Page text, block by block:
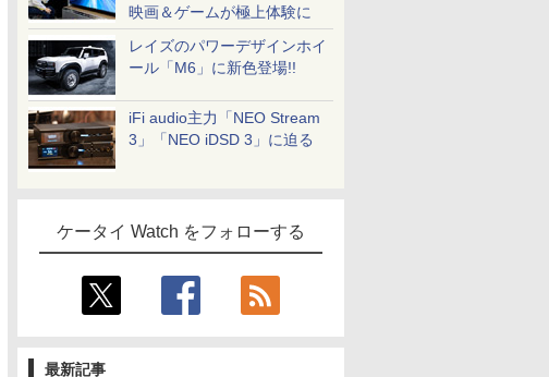
映画＆ゲームが極上体験に
レイズのパワーデザインホイ
ール「M6」に新色登場!!
iFi audio主力「NEO Stream
3」「NEO iDSD 3」に迫る
ケータイ Watch をフォローする
最新記事